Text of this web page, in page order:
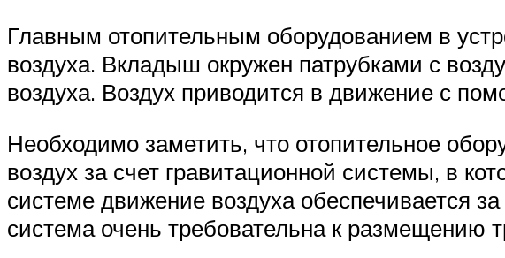
Главным отопительным оборудованием в
воздуха. Вкладыш окружен патрубками с
воздуха. Воздух приводится в движение с
Необходимо заметить, что отопительное
воздух за счет гравитационной системы, в
системе движение воздуха обеспечивается
система очень требовательна к размещению